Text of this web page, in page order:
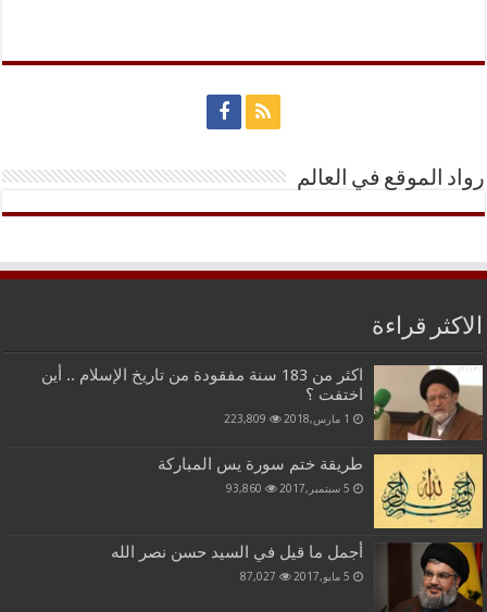
رواد الموقع في العالم
الاكثر قراءة
اكثر من 183 سنة مفقودة من تاريخ الإسلام .. أين
اختفت ؟
1 مارس,2018 223,809
طريقة ختم سورة يس المباركة
5 سبتمبر,2017 93,860
أجمل ما قيل في السيد حسن نصر الله
5 مايو,2017 87,027